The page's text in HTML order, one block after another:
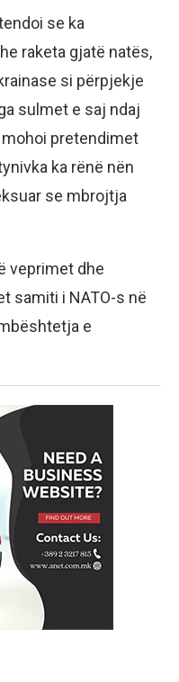
se ka
raketa gjatë natës,
si përpjekje
sulmet e saj ndaj
mohoi pretendimet
ka rënë nën
se mbrojtja
veprimet dhe
samiti i NATO-s në
e